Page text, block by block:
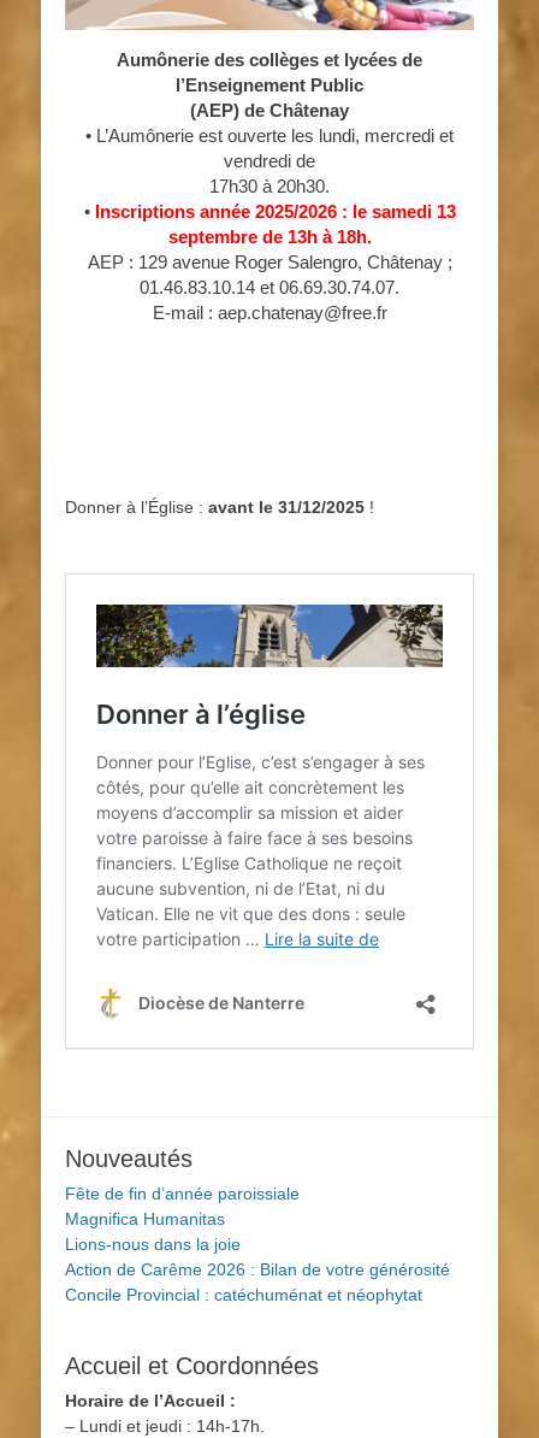
Aumônerie des collèges et lycées de
l’Enseignement Public
(AEP) de Châtenay
• L’Aumônerie est ouverte les lundi, mercredi et
vendredi de
17h30 à 20h30.
• Inscriptions année 2025/2026 : le samedi 13
septembre de 13h à 18h.
AEP : 129 avenue Roger Salengro, Châtenay ;
01.46.83.10.14 et 06.69.30.74.07.
E-mail : aep.chatenay@free.fr
Donner à l’Église : avant le 31/12/2025 !
Nouveautés
Fête de fin d’année paroissiale
Magnifica Humanitas
Lions-nous dans la joie
Action de Carême 2026 : Bilan de votre générosité
Concile Provincial : catéchuménat et néophytat
Accueil et Coordonnées
Horaire de l’Accueil :
– Lundi et jeudi : 14h-17h.